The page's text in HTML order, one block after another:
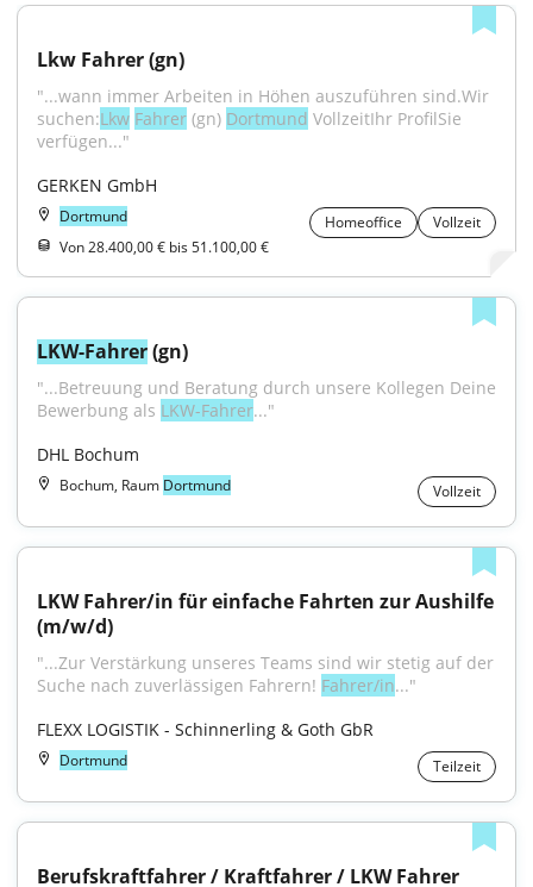
Lkw Fahrer (gn)
"...wann immer Arbeiten in Höhen auszuführen sind.Wir
suchen:Lkw Fahrer (gn) ​ Dortmund ​VollzeitIhr ProfilSie
verfügen..."
GERKEN GmbH
Dortmund Homeoffice
Vollzeit
Von 28.400,00 € bis 51.100,00 €
LKW-Fahrer (gn)
"...Betreuung und Beratung durch unsere Kollegen Deine
Bewerbung als LKW-Fahrer..."
DHL Bochum
Bochum, Raum Dortmund Vollzeit
LKW Fahrer/in für einfache Fahrten zur Aushilfe
(m/w/d)
"...Zur Verstärkung unseres Teams sind wir stetig auf der
Suche nach zuverlässigen Fahrern! Fahrer/in..."
FLEXX LOGISTIK - Schinnerling & Goth GbR
Dortmund Teilzeit
Berufskraftfahrer / Kraftfahrer / LKW Fahrer